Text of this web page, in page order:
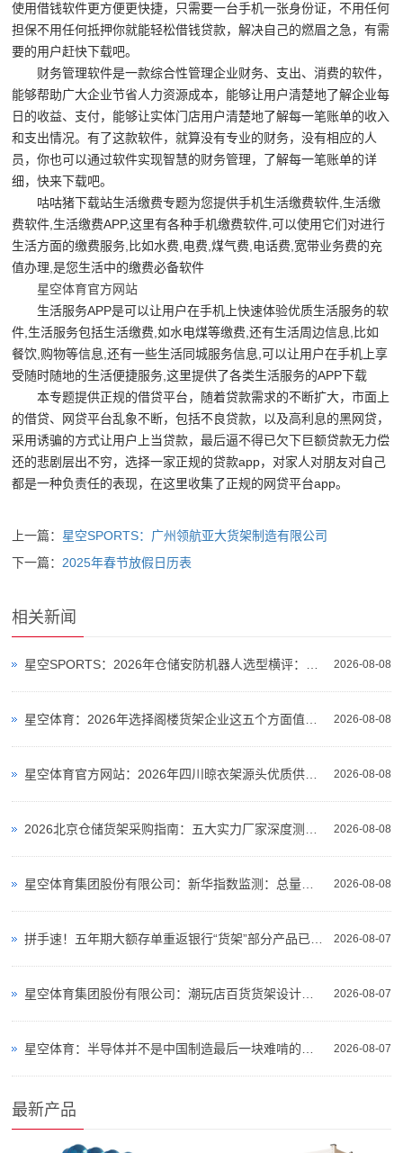
使用借钱软件更方便更快捷，只需要一台手机一张身份证，不用任何
担保不用任何抵押你就能轻松借钱贷款，解决自己的燃眉之急，有需
要的用户赶快下载吧。
财务管理软件是一款综合性管理企业财务、支出、消费的软件，
能够帮助广大企业节省人力资源成本，能够让用户清楚地了解企业每
日的收益、支付，能够让实体门店用户清楚地了解每一笔账单的收入
和支出情况。有了这款软件，就算没有专业的财务，没有相应的人
员，你也可以通过软件实现智慧的财务管理，了解每一笔账单的详
细，快来下载吧。
咕咕猪下载站生活缴费专题为您提供手机生活缴费软件,生活缴
费软件,生活缴费APP,这里有各种手机缴费软件,可以使用它们对进行
生活方面的缴费服务,比如水费,电费,煤气费,电话费,宽带业务费的充
值办理,是您生活中的缴费必备软件
星空体育官方网站
生活服务APP是可以让用户在手机上快速体验优质生活服务的软
件,生活服务包括生活缴费,如水电煤等缴费,还有生活周边信息,比如
餐饮,购物等信息,还有一些生活同城服务信息,可以让用户在手机上享
受随时随地的生活便捷服务,这里提供了各类生活服务的APP下载
本专题提供正规的借贷平台，随着贷款需求的不断扩大，市面上
的借贷、网贷平台乱象不断，包括不良贷款，以及高利息的黑网贷，
采用诱骗的方式让用户上当贷款，最后逼不得已欠下巨额贷款无力偿
还的悲剧层出不穷，选择一家正规的贷款app，对家人对朋友对自己
都是一种负责任的表现，在这里收集了正规的网贷平台app。
上一篇： 星空SPORTS：广州领航亚大货架制造有限公司
下一篇： 2025年春节放假日历表
相关新闻
2026-08-08
2026-08-08
2026-08-08
2026-08-08
2026-08-08
2026-08-07
2026-08-07
2026-08-07
最新产品